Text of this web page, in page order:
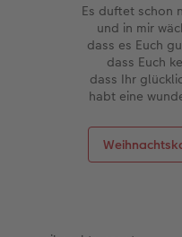
Es duftet schon
und in mir
dass es Euch
dass Euch
dass Ihr
habt eine